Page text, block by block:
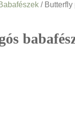
/ Butterfly